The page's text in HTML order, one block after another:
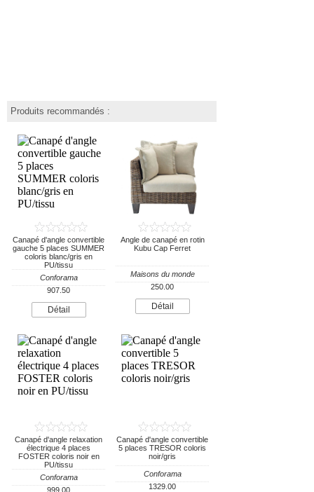
Produits recommandés :
Canapé d'angle convertible
gauche 5 places SUMMER
coloris blanc/gris en
PU/tissu
Conforama
907.50
Détail
Angle de canapé en rotin
Kubu Cap Ferret
Maisons du monde
250.00
Détail
Canapé d'angle relaxation
électrique 4 places
FOSTER coloris noir en
PU/tissu
Conforama
999.00
Canapé d'angle convertible
5 places TRESOR coloris
noir/gris
Conforama
1329.00